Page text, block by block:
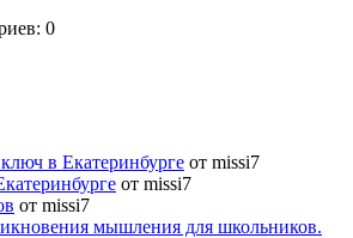
0
ключ в Екатеринбурге от missi7
от missi7
от missi7
мышления для школьников.